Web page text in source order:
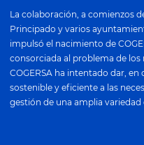
La colaboración, a comienzos
Principado y varios
impulsó el nacimiento de
consorciada al problema de los
COGERSA ha intentado dar,
sostenible y eficiente a las
gestión de una amplia variedad